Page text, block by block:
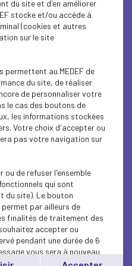
du site et d'en améliorer
stocke et/ou accède à
(cookies et autres
sur le site
au MEDEF de
du site, de réaliser
de personnaliser votre
le cas des boutons de
les informations stockées
Votre choix d'accepter ou
pas votre navigation sur
ou de refuser l'ensemble
qui sont
du site). Le bouton
par ailleurs de
finalités de traitement des
accepter ou
pendant une durée de 6
vous sera à nouveau